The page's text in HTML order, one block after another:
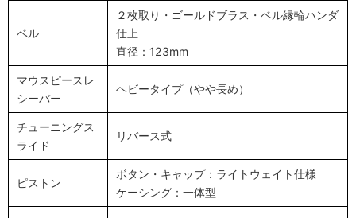
ベル
２枚取り・ゴールドブラス・ベル縁輪ハンダ
仕上
直径：123mm
マウスピースレ
シーバー
ヘビータイプ（やや長め）
チューニングス
ライド
リバース式
ピストン
ボタン・キャップ：ライトウェイト仕様
ケーシング：一体型